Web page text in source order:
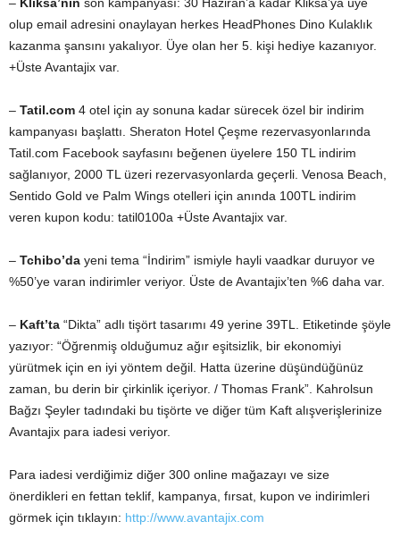
olup email adresini onaylayan herkes HeadPhones Dino Kulaklık
kazanma şansını yakalıyor. Üye olan her 5. kişi hediye kazanıyor.
+Üste Avantajix var.
– Tatil.com 4 otel için ay sonuna kadar sürecek özel bir indirim
kampanyası başlattı. Sheraton Hotel Çeşme rezervasyonlarında
Tatil.com Facebook sayfasını beğenen üyelere 150 TL indirim
sağlanıyor, 2000 TL üzeri rezervasyonlarda geçerli. Venosa Beach,
Sentido Gold ve Palm Wings otelleri için anında 100TL indirim
veren kupon kodu: tatil0100a +Üste Avantajix var.
– Tchibo’da yeni tema “İndirim” ismiyle hayli vaadkar duruyor ve
%50’ye varan indirimler veriyor. Üste de Avantajix’ten %6 daha var.
– Kaft’ta “Dikta” adlı tişört tasarımı 49 yerine 39TL. Etiketinde şöyle
yazıyor: “Öğrenmiş olduğumuz ağır eşitsizlik, bir ekonomiyi
yürütmek için en iyi yöntem değil. Hatta üzerine düşündüğünüz
zaman, bu derin bir çirkinlik içeriyor. / Thomas Frank”. Kahrolsun
Bağzı Şeyler tadındaki bu tişörte ve diğer tüm Kaft alışverişlerinize
Avantajix para iadesi veriyor.
Para iadesi verdiğimiz diğer 300 online mağazayı ve size
önerdikleri en fettan teklif, kampanya, fırsat, kupon ve indirimleri
görmek için tıklayın: http://www.avantajix.com